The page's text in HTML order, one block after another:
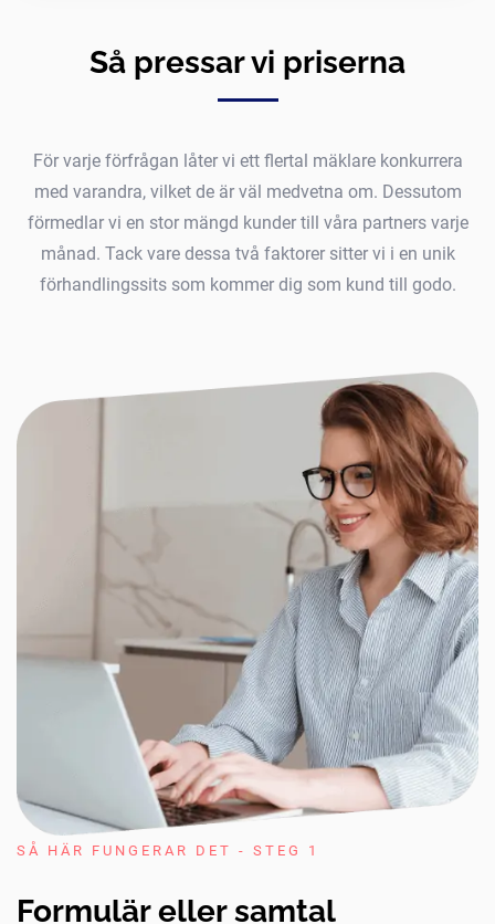
Så pressar vi priserna
För varje förfrågan låter vi ett flertal mäklare konkurrera
med varandra, vilket de är väl medvetna om. Dessutom
förmedlar vi en stor mängd kunder till våra partners varje
månad. Tack vare dessa två faktorer sitter vi i en unik
förhandlingssits som kommer dig som kund till godo.
SÅ HÄR FUNGERAR DET - STEG 1
Formulär eller samtal